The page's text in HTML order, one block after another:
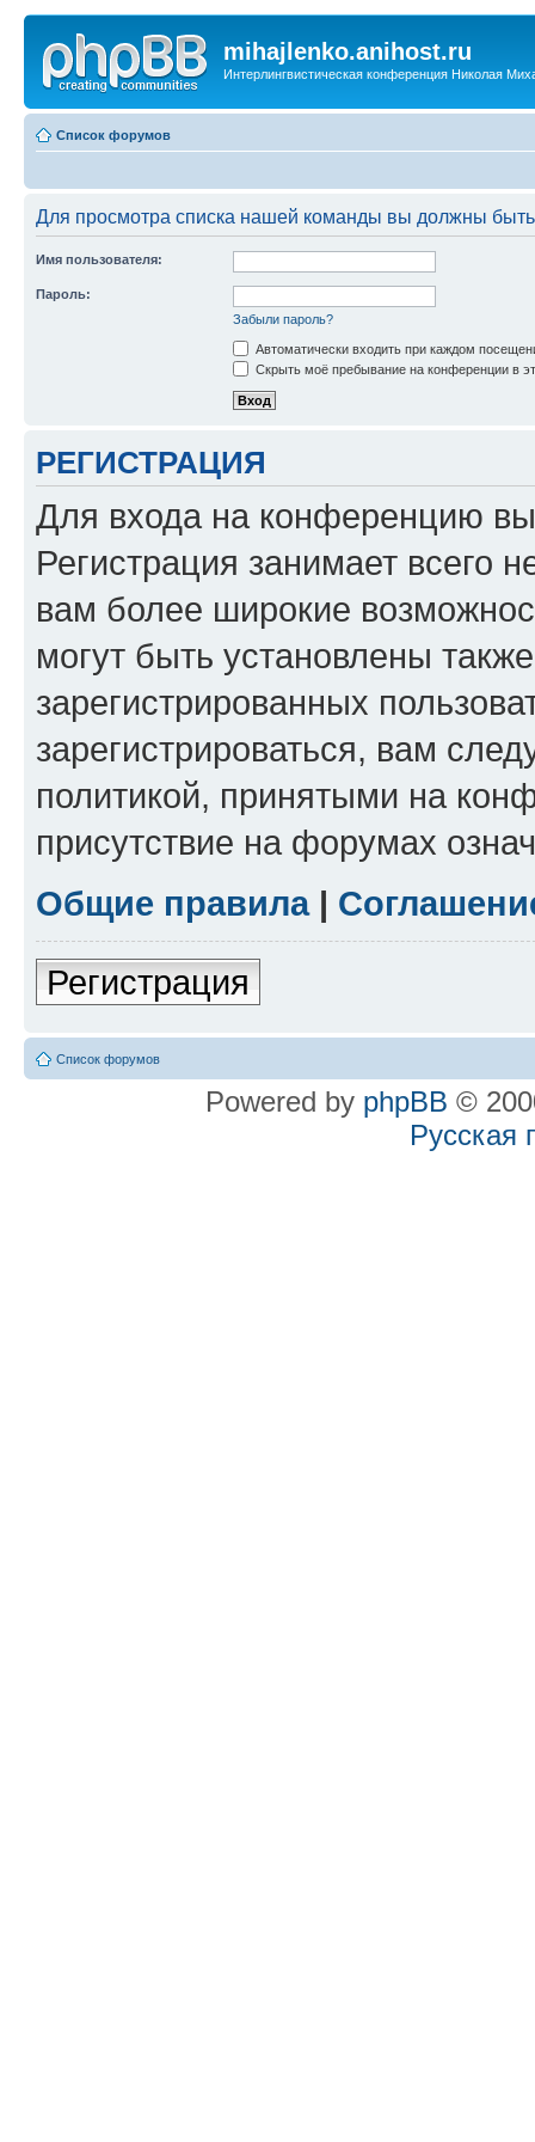
mihajlenko.anihost.ru
Интерлингвистическая конференция Николая
Список форумов
Для просмотра списка нашей команды вы должны
Имя пользователя:
Пароль:
Забыли пароль?
Автоматически входить при каждом
Скрыть моё пребывание на конференции в
РЕГИСТРАЦИЯ
Для входа на конференцию
Регистрация занимает всего
вам более широкие
могут быть установлены
зарегистрированных
зарегистрироваться, вам
политикой, принятыми на
присутствие на форумах
Общие правила|
Регистрация
Список форумов
Powered by phpBB ©
Русская